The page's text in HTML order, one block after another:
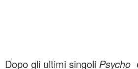
Dopo gli ultimi singoli Psycho